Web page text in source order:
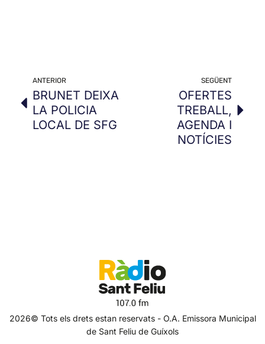
ANTERIOR
BRUNET DEIXA
LA POLICIA
LOCAL DE SFG
SEGÜENT
OFERTES
TREBALL,
AGENDA I
NOTÍCIES
2026© Tots els drets estan reservats - O.A. Emissora Municipal
de Sant Feliu de Guíxols